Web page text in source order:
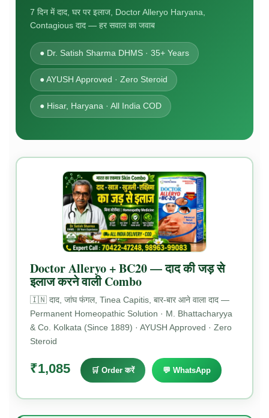
7 दिन में दाद, घर पर इलाज, Doctor Alleryo Haryana,
Contagious दाद — हर सवाल का जवाब
● Dr. Satish Sharma DHMS · 35+ Years
● AYUSH Approved · Zero Steroid
● Hisar, Haryana · All India COD
Doctor Alleryo + BC20 — दाद की जड़ से
इलाज करने वाली Combo
🇮🇳 दाद, जांघ फंगल, Tinea Capitis, बार-बार आने वाला दाद —
Permanent Homeopathic Solution · M. Bhattacharyya
& Co. Kolkata (Since 1889) · AYUSH Approved · Zero
Steroid
₹1,085 🛒 Order करें 💬 WhatsApp